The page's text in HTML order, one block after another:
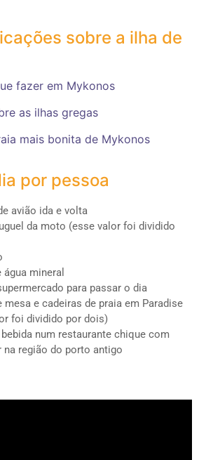
sobre a ilha de
fazer em Mykonos
as ilhas gregas
mais bonita de Mykonos
por pessoa
avião ida e volta
da moto (esse valor foi dividido
água mineral
para passar o dia
mesa e cadeiras de praia em Paradise
foi dividido por dois)
num restaurante chique com
na região do porto antigo